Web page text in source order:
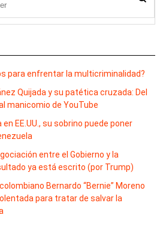
para enfrentar la multicriminalidad?
Quijada y su patética cruzada: Del
manicomio de YouTube
EE.UU., su sobrino puede poner
entre el Gobierno y la
ya está escrito (por Trump)
Bernardo “Bernie” Moreno
para tratar de salvar la